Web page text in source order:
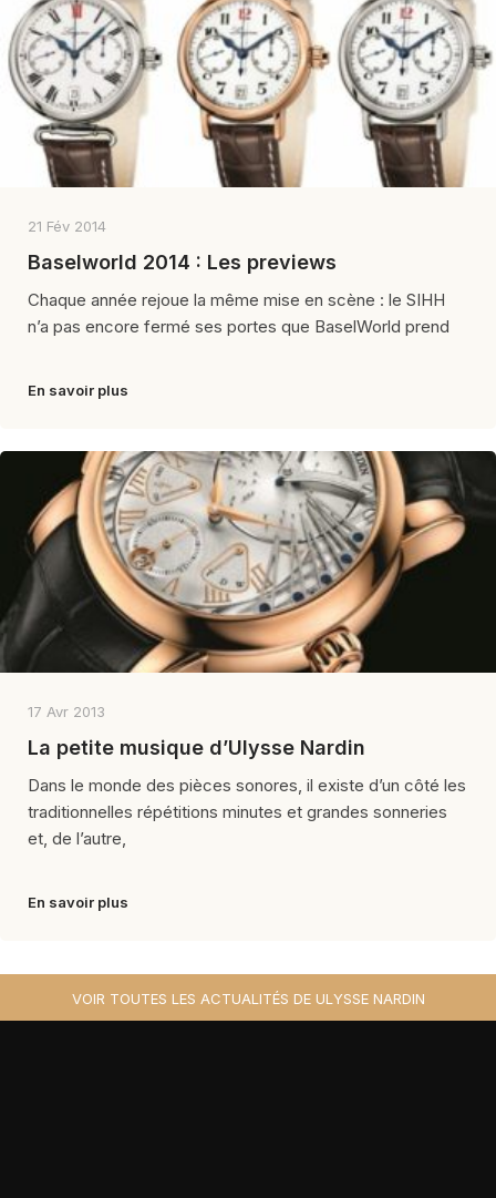
21 Fév 2014
Baselworld 2014 : Les previews
Chaque année rejoue la même mise en scène : le SIHH
n’a pas encore fermé ses portes que BaselWorld prend
En savoir plus
17 Avr 2013
La petite musique d’Ulysse Nardin
Dans le monde des pièces sonores, il existe d’un côté les
traditionnelles répétitions minutes et grandes sonneries
et, de l’autre,
En savoir plus
VOIR TOUTES LES ACTUALITÉS DE ULYSSE NARDIN